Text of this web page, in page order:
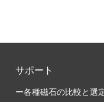
サポート
ー各種磁石の比較と選